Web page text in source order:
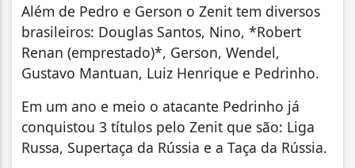
Além de Pedro e Gerson o Zenit tem diversos
brasileiros: Douglas Santos, Nino, *Robert
Renan (emprestado)*, Gerson, Wendel,
Gustavo Mantuan, Luiz Henrique e Pedrinho.
Em um ano e meio o atacante Pedrinho já
conquistou 3 títulos pelo Zenit que são: Liga
Russa, Supertaça da Rússia e a Taça da Rússia.